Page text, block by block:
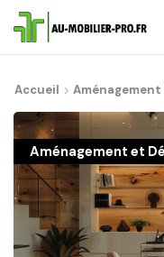
Accueil
Aménagement et
De : Au-Mobilier-Pro
gammes et choisir votre
de conseils ?